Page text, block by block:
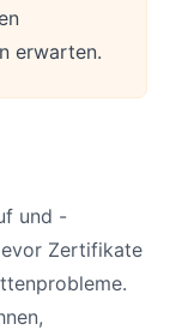
erwarten.
und -
Zertifikate